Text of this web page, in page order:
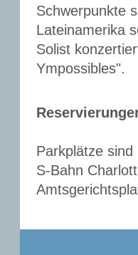
Schwerpunkte
Lateinamerika
Solist
Ympossibles".
Parkplätze sind
S-Bahn